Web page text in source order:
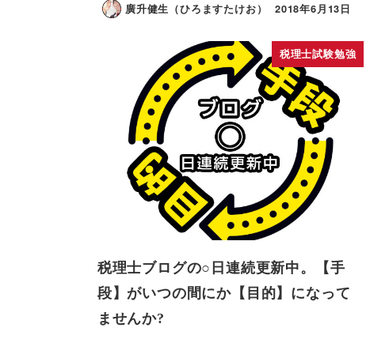
廣升健生（ひろますたけお） 2018年6月13日
税理士試験勉強
税理士ブログの○日連続更新中。【手
段】がいつの間にか【目的】になって
ませんか?